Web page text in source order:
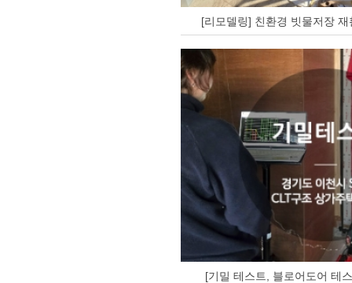
[리모델링] 친환경 빗물저장
[기밀 테스트, 블로어도어 테